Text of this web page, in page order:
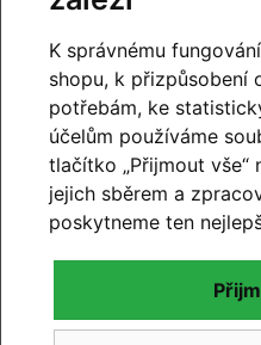
CUBE 2027
Novinky CUBE 2027 se
K správnému
shopu, k přizpůsobení
potřebám, ke
účelům používáme
tlačítko „Přijmout vše“
jejich sběrem a
poskytneme ten